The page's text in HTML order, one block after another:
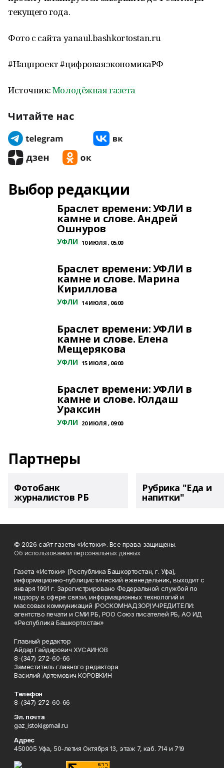
текущего года.
Фото с сайта yanaul.bashkortostan.ru
#Нацпроект #цифроваяэкономикаРФ
Источник:Молодёжная газета
Читайте нас
Выбор редакции
Браслет времени: УФЛИ в
камне и слове. Андрей
Ошнуров
УФЛИ 10 ИЮЛЯ , 05:00
Браслет времени: УФЛИ в
камне и слове. Марина
Кириллова
УФЛИ 14 ИЮЛЯ , 06:00
Браслет времени: УФЛИ в
камне и слове. Елена
Мещерякова
УФЛИ 15 ИЮЛЯ , 06:00
Браслет времени: УФЛИ в
камне и слове. Юлдаш
Ураксин
УФЛИ 20 ИЮЛЯ , 09:00
Партнеры
Фотобанк
журналистов РБ
Рубрика "Еда и
напитки"
© 2026 сайт газеты «Истоки». Все права защищены.
Об использовании персональных данных
Газета «Истоки» (Республика Башкортостан, г. Уфа),
информационно-публицистический еженедельник, выходит с
января 1991 г. Зарегистрировано Федеральной службой по
надзору в сфере связи, информационных технологий и
массовых коммуникаций (РОСКОМНАДЗОР)УЧРЕДИТЕЛИ:
агентство печати и СМИ РБ, РОО Союз писателей РБ, АО ИД
«Республика Башкортостан»
Главный редактор
Айдар Гайдарович ХУСАИНОВ
8-(347) 272-60-66
Заместитель главного редактора
Василий Артемович КОРОВКИН
Телефон
8-(347) 272-60-66
Эл. почта
gaz_istoki@mail.ru
Адрес
450005 Уфа, 50-летия Октября 13, этаж 7, каб. 714 и 719